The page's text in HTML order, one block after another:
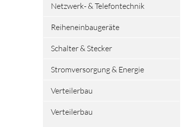
Netzwerk- & Telefontechnik
Reiheneinbaugeräte
Schalter & Stecker
Stromversorgung & Energie
Verteilerbau
Verteilerbau